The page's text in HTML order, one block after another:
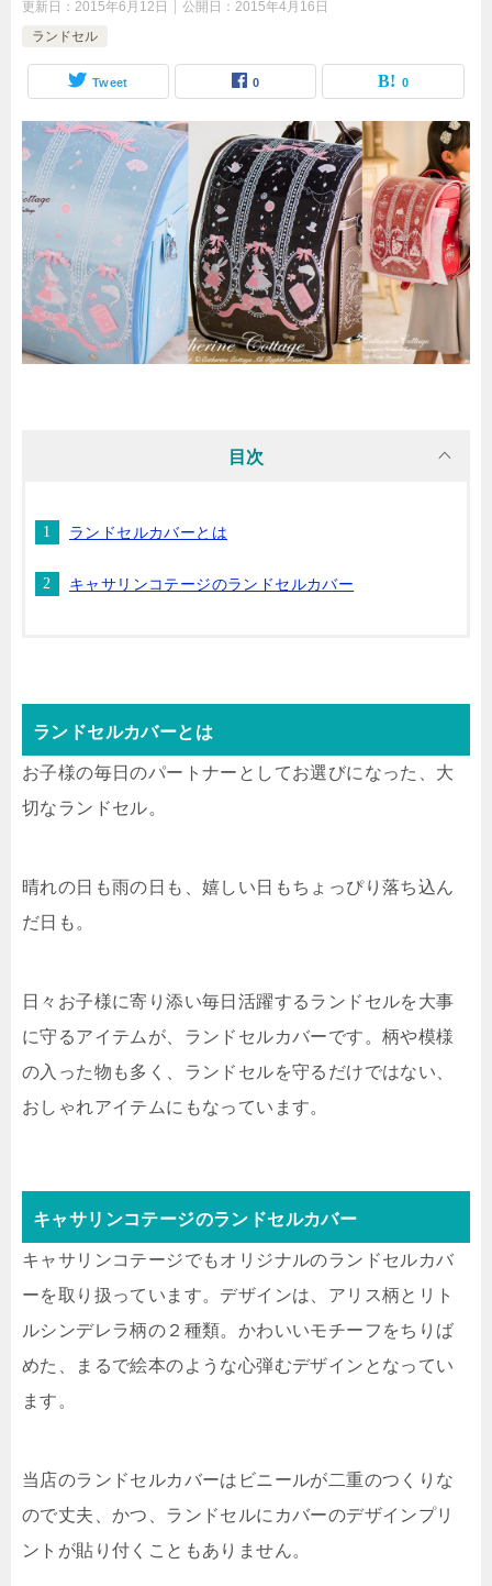
更新日： 2015年6月12日 公開日： 2015年4月16日
ランドセル
Tweet 0 0
目次
ランドセルカバーとは
キャサリンコテージのランドセルカバー
ランドセルカバーとは
お子様の毎日のパートナーとしてお選びになった、大
切なランドセル。
晴れの日も雨の日も、嬉しい日もちょっぴり落ち込ん
だ日も。
日々お子様に寄り添い毎日活躍するランドセルを大事
に守るアイテムが、ランドセルカバーです。柄や模様
の入った物も多く、ランドセルを守るだけではない、
おしゃれアイテムにもなっています。
キャサリンコテージのランドセルカバー
キャサリンコテージでもオリジナルのランドセルカバ
ーを取り扱っています。デザインは、アリス柄とリト
ルシンデレラ柄の２種類。かわいいモチーフをちりば
めた、まるで絵本のような心弾むデザインとなってい
ます。
当店のランドセルカバーはビニールが二重のつくりな
ので丈夫、かつ、ランドセルにカバーのデザインプリ
ントが貼り付くこともありません。